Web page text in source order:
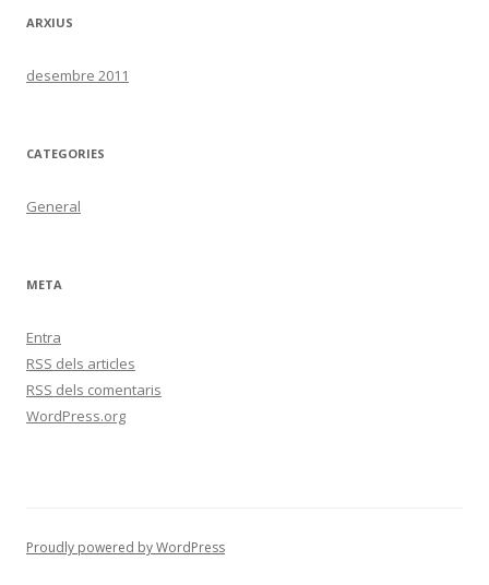
ARXIUS
desembre 2011
CATEGORIES
General
META
Entra
RSS dels articles
RSS dels comentaris
WordPress.org
Proudly powered by WordPress